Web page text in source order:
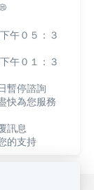
供現場販售)
午０５：３
午０１：３
暫停諮詢
快為您服務
訊息
的支持